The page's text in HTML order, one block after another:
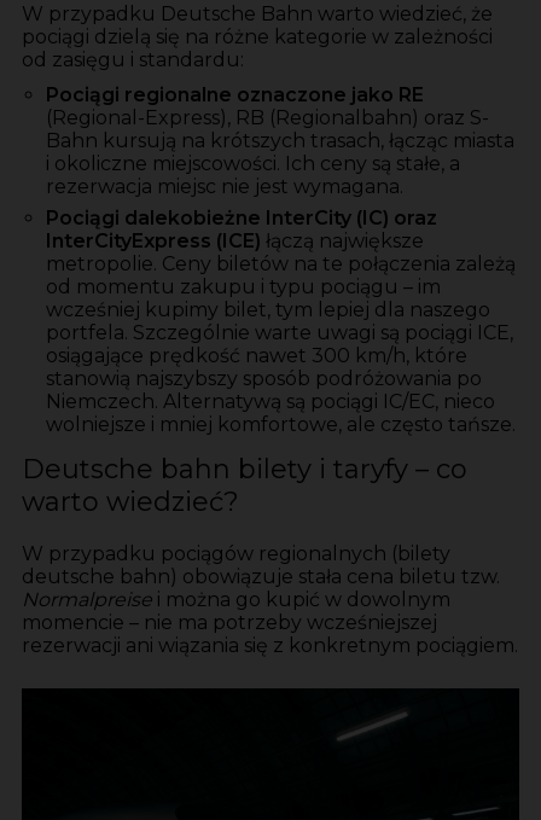
W przypadku Deutsche Bahn warto wiedzieć, że
pociągi dzielą się na różne kategorie w zależności
od zasięgu i standardu:
Pociągi regionalne oznaczone jako RE
(Regional-Express), RB (Regionalbahn) oraz S-
Bahn kursują na krótszych trasach, łącząc miasta
i okoliczne miejscowości. Ich ceny są stałe, a
rezerwacja miejsc nie jest wymagana.
Pociągi dalekobieżne InterCity (IC) oraz
InterCityExpress (ICE) łączą największe
metropolie. Ceny biletów na te połączenia zależą
od momentu zakupu i typu pociągu – im
wcześniej kupimy bilet, tym lepiej dla naszego
portfela. Szczególnie warte uwagi są pociągi ICE,
osiągające prędkość nawet 300 km/h, które
stanowią najszybszy sposób podróżowania po
Niemczech. Alternatywą są pociągi IC/EC, nieco
wolniejsze i mniej komfortowe, ale często tańsze.
Deutsche bahn bilety i taryfy – co
warto wiedzieć?
W przypadku pociągów regionalnych (bilety
deutsche bahn) obowiązuje stała cena biletu tzw.
Normalpreise i można go kupić w dowolnym
momencie – nie ma potrzeby wcześniejszej
rezerwacji ani wiązania się z konkretnym pociągiem.